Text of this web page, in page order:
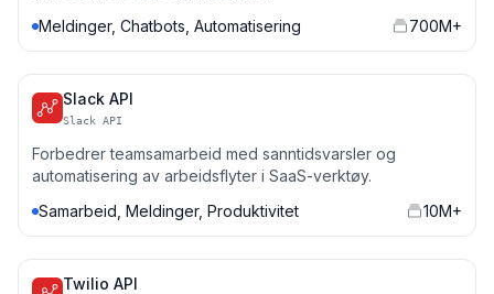
Meldinger, Chatbots, Automatisering
700M+
Slack API
Slack API
Forbedrer teamsamarbeid med sanntidsvarsler og
automatisering av arbeidsflyter i SaaS-verktøy.
Samarbeid, Meldinger, Produktivitet
10M+
Twilio API